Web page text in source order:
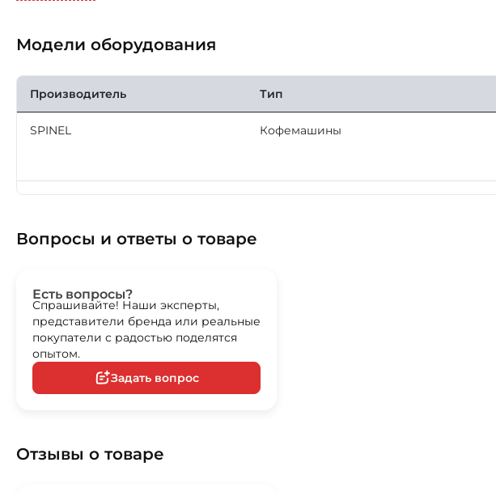
Модели оборудования
Производитель Тип
SPINEL Кофемашины
Вопросы и ответы о товаре
Есть вопросы?
Спрашивайте! Наши эксперты,
представители бренда или реальные
покупатели с радостью поделятся
опытом.
Задать вопрос
Отзывы о товаре